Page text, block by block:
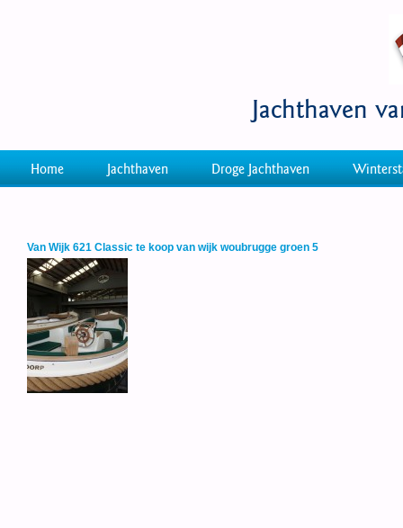
Jachthaven
Home Jachthaven Droge Jachthaven
Van Wijk 621 Classic te koop van wijk woubrugge groen 5